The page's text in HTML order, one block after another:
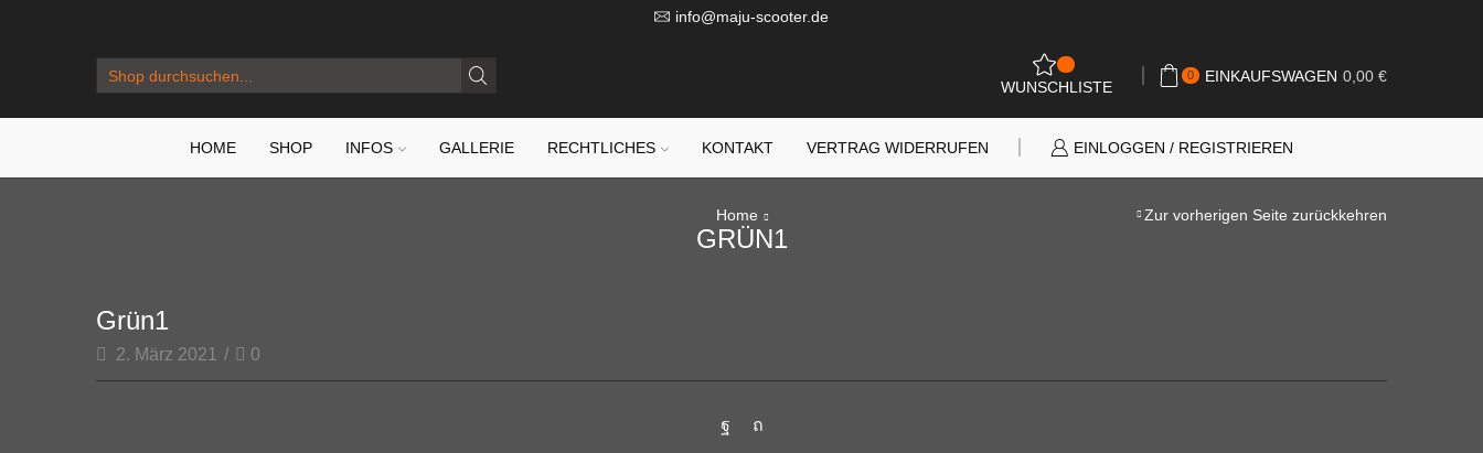
info@maju-scooter.de
WUNSCHLISTE
0 EINKAUFSWAGEN 0,00 €
HOME SHOP INFOS GALLERIE RECHTLICHES KONTAKT VERTRAG WIDERRUFEN EINLOGGEN / REGISTRIEREN
Zur vorherigen Seite zurückkehren
Home
GRÜN1
Grün1
2. März 2021 / 0